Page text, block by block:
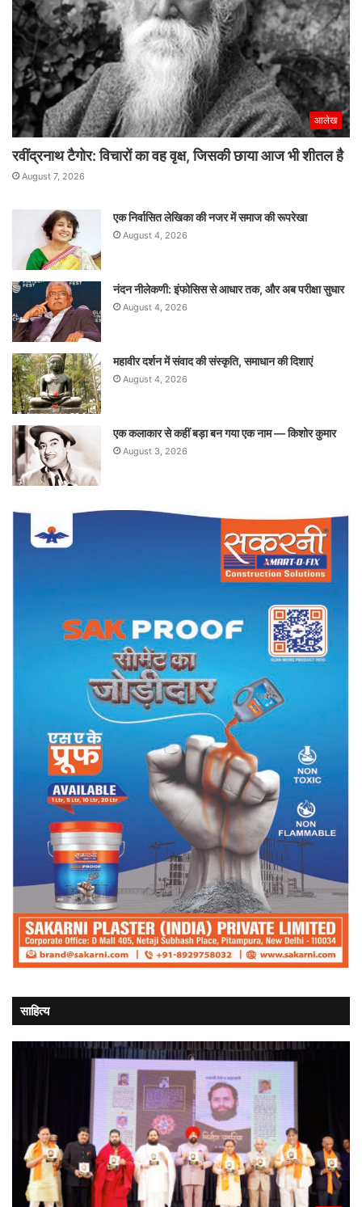
आलेख
रवींद्रनाथ टैगोर: विचारों का वह वृक्ष, जिसकी छाया आज भी शीतल है
August 7, 2026
एक निर्वासित लेखिका की नजर में समाज की रूपरेखा
August 4, 2026
नंदन नीलेकणी: इंफोसिस से आधार तक, और अब परीक्षा सुधार
August 4, 2026
महावीर दर्शन में संवाद की संस्कृति, समाधान की दिशाएं
August 4, 2026
एक कलाकार से कहीं बड़ा बन गया एक नाम — किशोर कुमार
August 3, 2026
साहित्य